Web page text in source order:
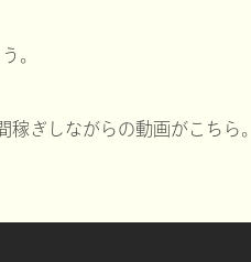
。
ぎしながらの動画がこちら。